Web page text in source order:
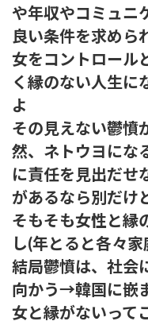
や年収やコミュニ
良い条件を求めら
女をコントロール
く縁のない人生に
よ
その見えない鬱憤
然、ネトウヨにな
に責任を見出だせ
があるなら別だけ
そもそも女性と縁
し(年とると各々
結局鬱憤は、社会
向かう→韓国に嵌
女と縁がないって